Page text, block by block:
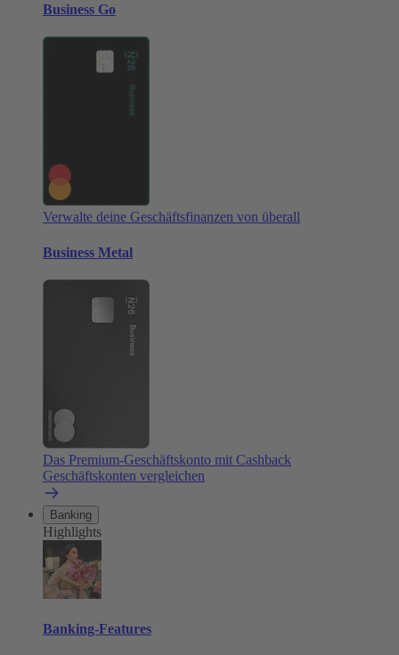
Business Go
Verwalte deine Geschäftsfinanzen von überall
Business Metal
Das Premium-Geschäftskonto mit Cashback
Geschäftskonten vergleichen
Banking
Highlights
Banking-Features